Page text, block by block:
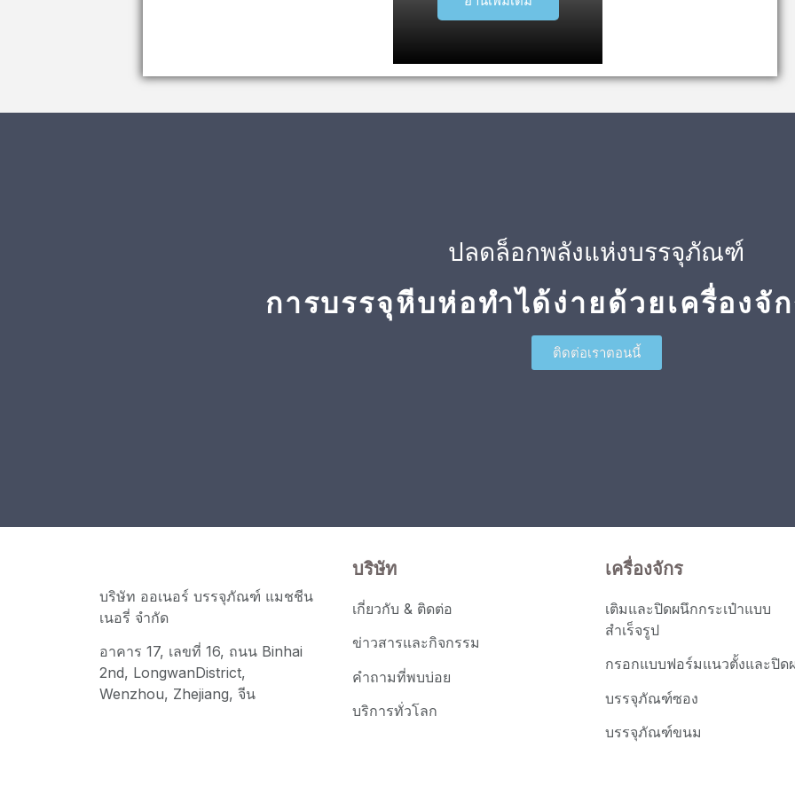
ปลดล็อกพลังแห่งบรรจุภัณฑ์
การบรรจุหีบห่อทำได้ง่ายด้วยเครื่องจัก
ติดต่อเราตอนนี้
บริษัท ออเนอร์ บรรจุภัณฑ์ แมชชีน
เนอรี่ จำกัด
อาคาร 17, เลขที่ 16, ถนน Binhai
2nd, LongwanDistrict,
Wenzhou, Zhejiang, จีน
บริษัท
เกี่ยวกับ & ติดต่อ
ข่าวสารและกิจกรรม
คำถามที่พบบ่อย
บริการทั่วโลก
เครื่องจักร
เติมและปิดผนึกกระเป๋าแบบ
สำเร็จรูป
กรอกแบบฟอร์มแนวตั้งและปิด
บรรจุภัณฑ์ซอง
บรรจุภัณฑ์ขนม